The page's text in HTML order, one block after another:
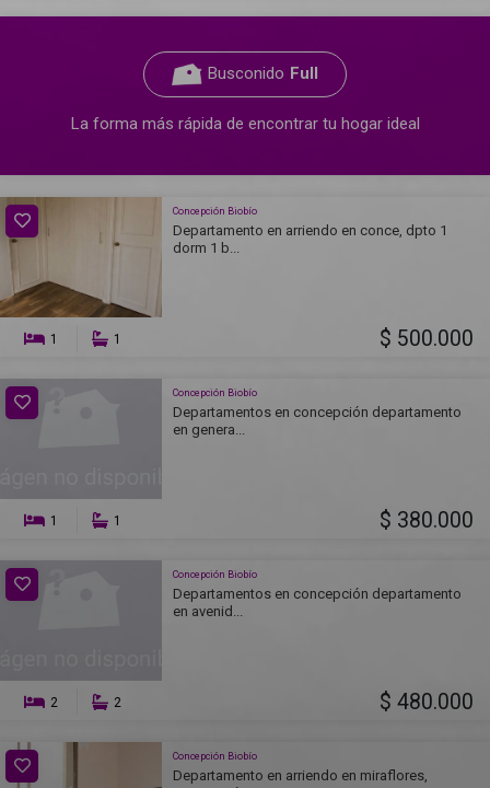
Busconido Full
La forma más rápida de encontrar tu hogar ideal
Concepción Biobío
Departamento en arriendo en conce, dpto 1
dorm 1 b...
1 1 $ 500.000
Concepción Biobío
Departamentos en concepción departamento
en genera...
1 1 $ 380.000
Concepción Biobío
Departamentos en concepción departamento
en avenid...
2 2 $ 480.000
Concepción Biobío
Departamento en arriendo en miraflores,